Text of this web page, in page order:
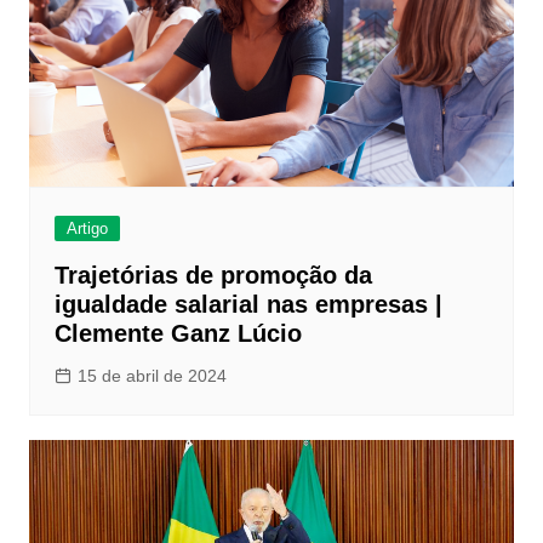
Artigo
Trajetórias de promoção da
igualdade salarial nas empresas |
Clemente Ganz Lúcio
15 de abril de 2024